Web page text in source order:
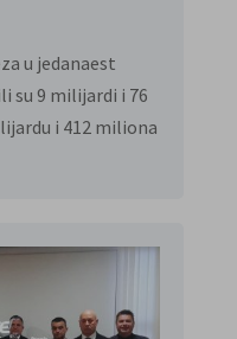
u jedanaest
su 9 milijardi i 76
i 412 miliona